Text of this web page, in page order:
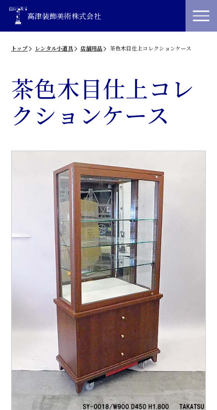
高津装飾美術株式会社
トップ レンタル小道具 店舗用品 茶色木目仕上コレクションケース
茶色木目仕上コレ
クションケース